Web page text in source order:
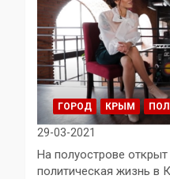
ГОРОД КРЫМ
29-03-2021
На полуострове
политическая жизнь в